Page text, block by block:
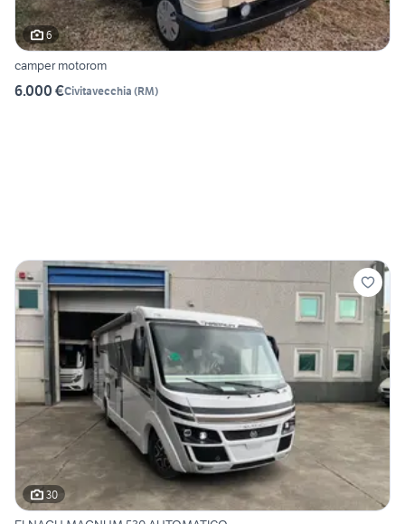
6
camper motorom
6.000 €Civitavecchia (RM)
30